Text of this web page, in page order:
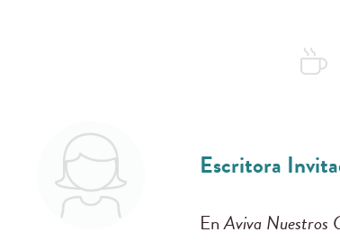
Escritora
EnAviva Nuestros